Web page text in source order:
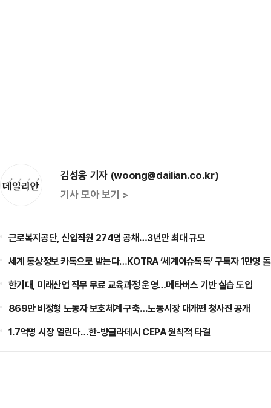
김성웅 기자 (woong@dailian.co.kr)
기사 모아 보기 >
근로복지공단, 신입직원 274명 공채…3년만 최대 규모
세계 통상정보 카톡으로 받는다…KOTRA ‘세계이슈톡톡’ 구독자 1만명
한기대, 미래산업 직무 무료 교육과정 운영…메타버스 기반 실습 도입
869만 비정형 노동자 보호체계 구축…노동시장 대개편 청사진 공개
1.7억명 시장 열린다…한-방글라데시 CEPA 원칙적 타결